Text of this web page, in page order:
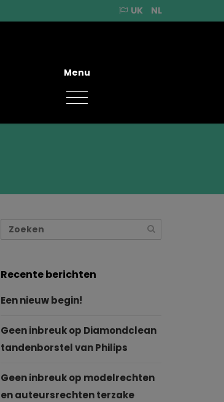
UK NL
Recente berichten
Een nieuw begin!
Geen inbreuk op Diamondclean
tandenborstel van Philips
Geen inbreuk op modelrechten
en auteursrechten terzake
Menu